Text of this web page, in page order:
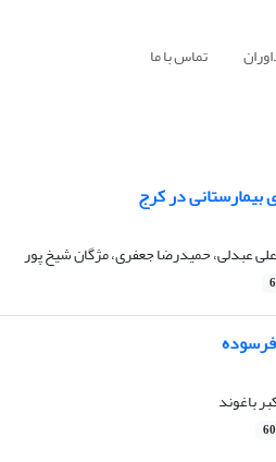
تماس با ما
در کرج
عبدلی، حمیدرضا جعفری، مژگان شیخ پور
باغوند